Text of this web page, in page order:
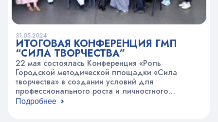
31.05.2024
ИТОГОВАЯ КОНФЕРЕНЦИЯ ГМП
“СИЛА ТВОРЧЕСТВА”
22 мая состоялась Конференция «Роль
Городской методической площадки «Сила
творчества» в создании условий для
профессионального роста и личностного
развития специалиста. Итоги работы ГМП «Сила
Подробнее